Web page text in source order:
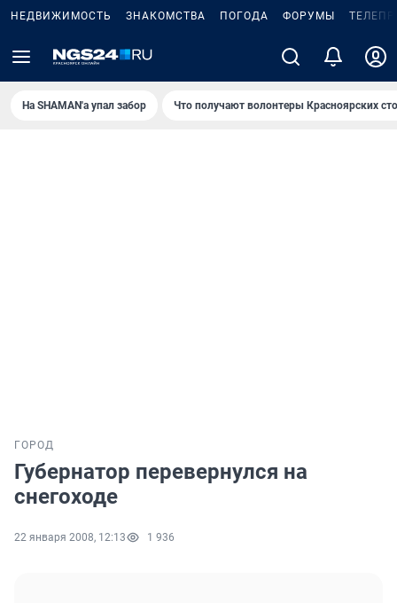
НЕДВИЖИМОСТЬ ЗНАКОМСТВА ПОГОДА ФОРУМЫ
На SHAMAN'а упал забор Что получают волонтеры Красноярских
ГОРОД
Губернатор перевернулся на
снегоходе
22 января 2008, 12:13 1 936